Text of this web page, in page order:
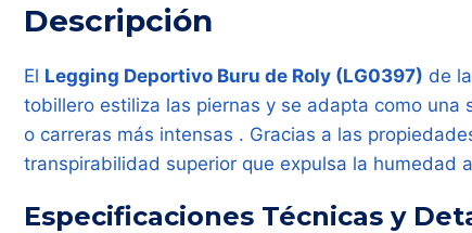
Descripción
El Legging Deportivo Buru de Roly (LG0397) de
tobillero estiliza las piernas y se adapta como
o carreras más intensas . Gracias a las
transpirabilidad superior que expulsa la humedad
Especificaciones Técnicas y